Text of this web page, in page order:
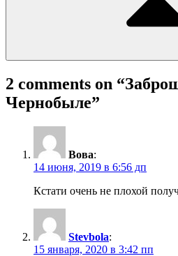
2 comments on “
Чернобыле”
Вова:
14 июня, 2019 в 6:56 дп
Кстати очень не плохой
Stevbola:
15 января, 2020 в 3:42 пп